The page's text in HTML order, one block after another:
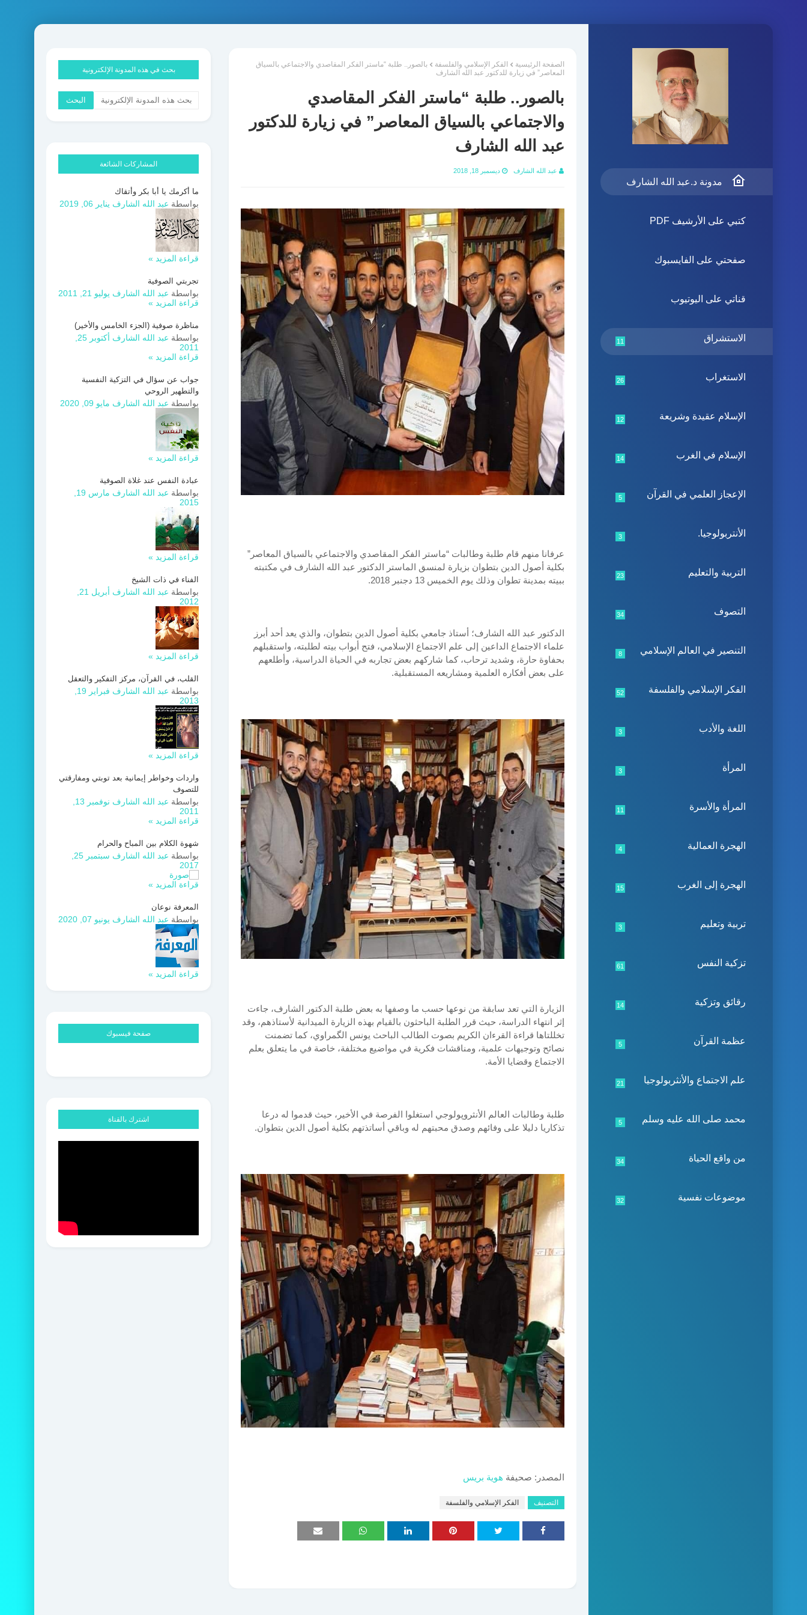
مدونة د.عبد الله الشارف
كتبي على الأرشيف PDF
صفحتي على الفايسبوك
قناتي على اليوتيوب
الاستشراق 11
الاستغراب 26
الإسلام عقيدة وشريعة 12
الإسلام في الغرب 14
الإعجاز العلمي في القرآن 5
الأنتربولوجيا. 3
التربية والتعليم 23
التصوف 34
التنصير في العالم الإسلامي 8
الفكر الإسلامي والفلسفة 52
اللغة والأدب 3
المرأة 3
المرأة والأسرة 11
الهجرة العمالية 4
الهجرة إلى الغرب 15
تربية وتعليم 3
تزكية النفس 61
رقائق وتزكية 14
عظمة القرآن 5
علم الاجتماع والأنثربولوجيا 21
محمد صلى الله عليه وسلم 5
من واقع الحياة 34
موضوعات نفسية 32
الصفحة الرئيسية الفكر الإسلامي والفلسفة
بالصور.. طلبة “ماستر الفكر المقاصدي والاجتماعي بالسياق
المعاصر” في زيارة للدكتور عبد الله الشارف
بالصور.. طلبة “ماستر الفكر المقاصدي
والاجتماعي بالسياق المعاصر” في زيارة للدكتور
عبد الله الشارف
عبد الله الشارف ديسمبر 18, 2018
عرفانا منهم قام طلبة وطالبات “ماستر الفكر المقاصدي والاجتماعي بالسياق المعاصر”
بكلية أصول الدين بتطوان بزيارة لمنسق الماستر الدكتور عبد الله الشارف في مكتبته
ببيته بمدينة تطوان وذلك يوم الخميس 13 دجنبر 2018.
الدكتور عبد الله الشارف؛ أستاذ جامعي بكلية أصول الدين بتطوان، والذي يعد أحد أبرز
علماء الاجتماع الداعين إلى علم الاجتماع الإسلامي، فتح أبواب بيته لطلبته، واستقبلهم
بحفاوة حارة، وشديد ترحاب، كما شاركهم بعض تجاربه في الحياة الدراسية، وأطلعهم
على بعض أفكاره العلمية ومشاريعه المستقبلية.
الزيارة التي تعد سابقة من نوعها حسب ما وصفها به بعض طلبة الدكتور الشارف، جاءت
إثر انتهاء الدراسة، حيث قرر الطلبة الباحثون بالقيام بهذه الزيارة الميدانية لأستاذهم، وقد
تخللتاها قراءة القرءان الكريم بصوت الطالب الباحث يونس الگمراوي، كما تضمنت
نصائح وتوجيهات علمية، ومناقشات فكرية في مواضيع مختلفة، خاصة في ما يتعلق بعلم
الاجتماع وقضايا الأمة.
طلبة وطالبات العالم الأنثروپولوجي استغلوا الفرصة في الأخير، حيث قدموا له درعا
تذكاريا دليلا على وفائهم وصدق محبتهم له وباقي أساتذتهم بكلية أصول الدين بتطوان.
المصدر: صحيفة هوية بريس
التصنيف الفكر الإسلامي والفلسفة
بحث في هذه المدونة الإلكترونية
المشاركات الشائعة
ما أكرمك يا أبا بكر وأتقاك
بواسطة عبد الله الشارف يناير 06, 2019
قراءة المزيد »
تجربتي الصوفية
بواسطة عبد الله الشارف يوليو 21, 2011
قراءة المزيد »
مناظرة صوفية (الجزء الخامس والأخير)
بواسطة عبد الله الشارف
2011
قراءة المزيد »
جواب عن سؤال في التزكية النفسية
والتطهير الروحي
بواسطة عبد الله الشارف مايو 09, 2020
قراءة المزيد »
عبادة النفس عند غلاة الصوفية
بواسطة عبد الله الشارف
2015
قراءة المزيد »
الفناء في ذات الشيخ
بواسطة عبد الله الشارف
2012
قراءة المزيد »
القلب، في القرآن، مركز التفكير والتعقل
بواسطة عبد الله الشارف
2013
قراءة المزيد »
واردات وخواطر إيمانية بعد توبتي ومفارقتي
للتصوف
بواسطة عبد الله الشارف
2011
قراءة المزيد »
شهوة الكلام بين المباح والحرام
بواسطة عبد الله الشارف
2017
قراءة المزيد »
المعرفة نوعان
بواسطة عبد الله الشارف يونيو 07, 2020
قراءة المزيد »
صفحة فيسبوك
اشترك بالقناة